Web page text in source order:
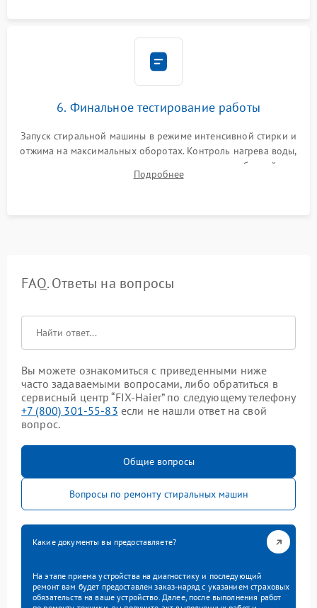
6. Финальное тестирование работы
Запуск стиральной машины в режиме интенсивной стирки и
отжима на максимальных оборотах. Контроль нагрева воды,
корректности слива, отсутствия излишних вибраций,
посторонних стуков и протечек под корпусом.
Подробнее
FAQ. Ответы на вопросы
Вы можете ознакомиться с приведенными ниже
часто задаваемыми вопросами, либо обратиться в
сервисный центр “FIX-Haier” по следующему телефону
+7 (800) 301-55-83 если не нашли ответ на свой
вопрос.
Общие вопросы
Вопросы по ремонту стиральных машин
Какие документы вы предоставляете?
На этапе приема устройства на диагностику и последующий
ремонт вам будет предоставлен заказ-наряд с указанием страховых
обязательств на ваше устройство. Далее, после выполнения работ